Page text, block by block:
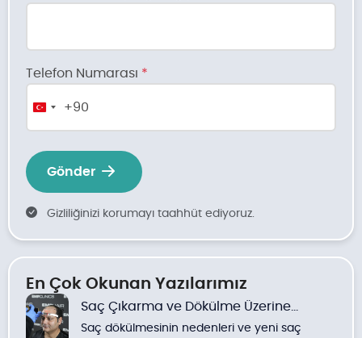
Telefon Numarası *
Turkey
+90
+90
Gönder
Gizliliğinizi korumayı taahhüt ediyoruz.
En Çok Okunan Yazılarımız
Saç Çıkarma ve Dökülme Üzerine
Yöntemler
Saç dökülmesinin nedenleri ve yeni saç